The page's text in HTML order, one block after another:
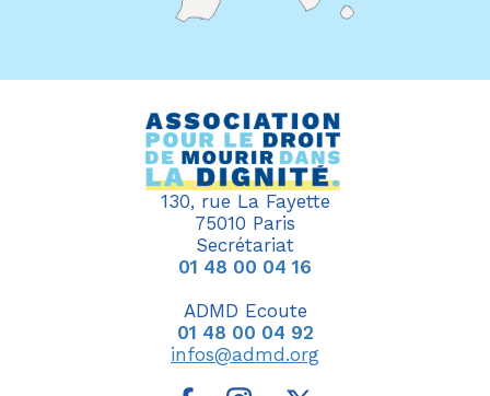
130, rue La Fayette
75010 Paris
Secrétariat
01 48 00 04 16
ADMD Ecoute
01 48 00 04 92
infos@admd.org